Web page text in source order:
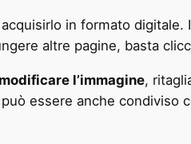
in formato
altre pagine, basta
modificare l’immagine,
essere anche condiviso